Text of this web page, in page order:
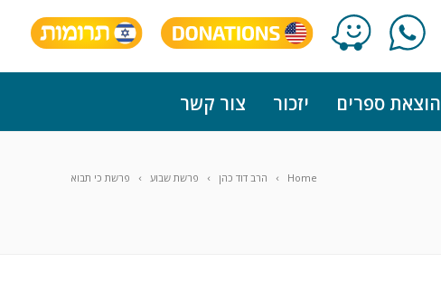
הוצאת ספרים יזכור צור קשר
Home הרב דוד כהן פרשת שבוע פרשת כי תבוא